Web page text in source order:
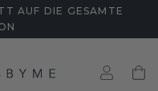
AUF DIE GESAMTE